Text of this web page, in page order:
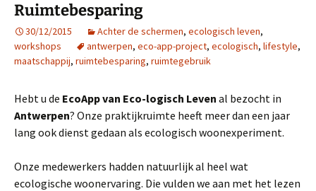
Ruimtebesparing
30/12/2015 Achter de schermen, ecologisch leven,
workshops
antwerpen, eco-app-project, ecologisch, lifestyle,
maatschappij, ruimtebesparing, ruimtegebruik
Hebt u de EcoApp van Eco-logisch Leven al bezocht in
Antwerpen? Onze praktijkruimte heeft meer dan een jaar
lang ook dienst gedaan als ecologisch woonexperiment.
Onze medewerkers hadden natuurlijk al heel wat
ecologische woonervaring. Die vulden we aan met het lezen